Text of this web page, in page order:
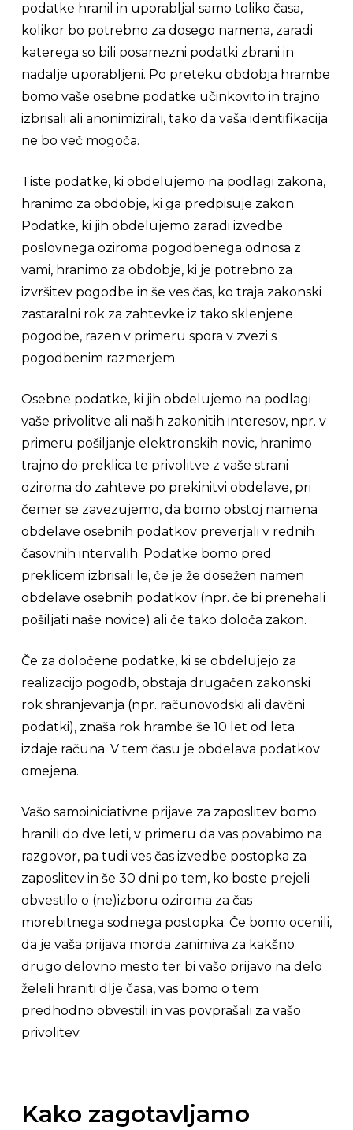
podatke hranil in uporabljal samo toliko časa,
kolikor bo potrebno za dosego namena, zaradi
katerega so bili posamezni podatki zbrani in
nadalje uporabljeni. Po preteku obdobja hrambe
bomo vaše osebne podatke učinkovito in trajno
izbrisali ali anonimizirali, tako da vaša identifikacija
ne bo več mogoča.
Tiste podatke, ki obdelujemo na podlagi zakona,
hranimo za obdobje, ki ga predpisuje zakon.
Podatke, ki jih obdelujemo zaradi izvedbe
poslovnega oziroma pogodbenega odnosa z
vami, hranimo za obdobje, ki je potrebno za
izvršitev pogodbe in še ves čas, ko traja zakonski
zastaralni rok za zahtevke iz tako sklenjene
pogodbe, razen v primeru spora v zvezi s
pogodbenim razmerjem.
Osebne podatke, ki jih obdelujemo na podlagi
vaše privolitve ali naših zakonitih interesov, npr. v
primeru pošiljanje elektronskih novic, hranimo
trajno do preklica te privolitve z vaše strani
oziroma do zahteve po prekinitvi obdelave, pri
čemer se zavezujemo, da bomo obstoj namena
obdelave osebnih podatkov preverjali v rednih
časovnih intervalih. Podatke bomo pred
preklicem izbrisali le, če je že dosežen namen
obdelave osebnih podatkov (npr. če bi prenehali
pošiljati naše novice) ali če tako določa zakon.
Če za določene podatke, ki se obdelujejo za
realizacijo pogodb, obstaja drugačen zakonski
rok shranjevanja (npr. računovodski ali davčni
podatki), znaša rok hrambe še 10 let od leta
izdaje računa. V tem času je obdelava podatkov
omejena.
Vašo samoiniciativne prijave za zaposlitev bomo
hranili do dve leti, v primeru da vas povabimo na
razgovor, pa tudi ves čas izvedbe postopka za
zaposlitev in še 30 dni po tem, ko boste prejeli
obvestilo o (ne)izboru oziroma za čas
morebitnega sodnega postopka. Če bomo ocenili,
da je vaša prijava morda zanimiva za kakšno
drugo delovno mesto ter bi vašo prijavo na delo
želeli hraniti dlje časa, vas bomo o tem
predhodno obvestili in vas povprašali za vašo
privolitev.
Kako zagotavljamo